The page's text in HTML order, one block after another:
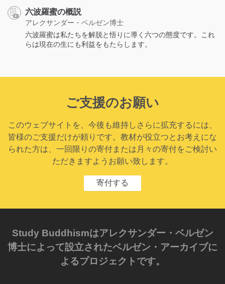
六波羅蜜の概説
アレクサンダー・ベルゼン博士
六波羅蜜は私たちを解脱と悟りに導く六つの態度です。これ
らは現在の生にも利益をもたらします。
ご支援のお願い
このウェブサイトを、今後も維持しさらに拡充するには、
皆様のご支援だけが頼りです。教材が役立つとお考えにな
られた方は、一回限りの寄付または月々の寄付をご検討い
ただきますようお願い致します。
寄付する
Study Buddhismはアレクサンダー・ベルゼン
博士によって設立されたベルゼン・アーカイブに
よるプロジェクトです。